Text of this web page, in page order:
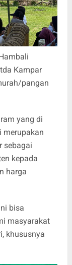
Kampar
pangan
yang di
merupakan
sebagai
kepada
harga
bisa
masyarakat
khususnya